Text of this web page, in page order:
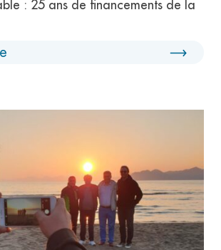
: 25 ans de financements de la